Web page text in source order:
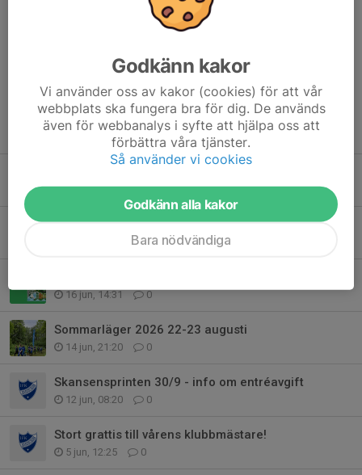
Patric de Boussard14 dec 2025
Tidigare nyheter
3 aug, 20:14 0
D14 startar sommaren med två läger
0
16 jun, 14:31 0
Sommarläger 2026 22-23 augusti
14 jun, 21:20 0
Skansensprinten 30/9 - info om entréavgift
12 jun, 08:20 0
Stort grattis till vårens klubbmästare!
5 jun, 12:25 0
Godkänn kakor
Vi använder oss av kakor (cookies) för att vår
webbplats ska fungera bra för dig. De används
även för webbanalys i syfte att hjälpa oss att
förbättra våra tjänster.
Så använder vi cookies
Godkänn alla kakor
Bara nödvändiga